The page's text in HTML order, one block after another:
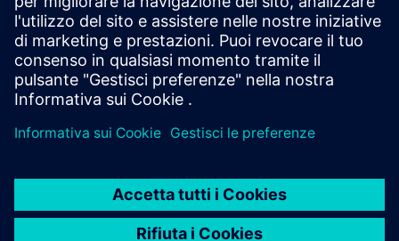
Partecipa alla conversazione o ottieni risposte a tutte le sue
domande sul software Opcenter.
Visita la community